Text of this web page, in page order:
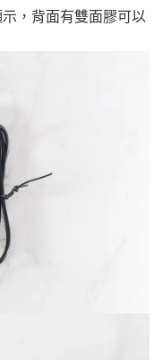
，背面有雙面膠可以